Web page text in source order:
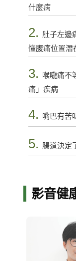
什麼病
2. 肚子左邊
懂腹痛位置潛
3.
喉嚨痛不
痛」疾病
4. 嘴巴有苦
5. 腸道決定
影音健